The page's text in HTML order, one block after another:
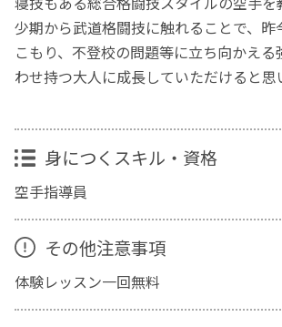
少期から武道格闘技に触れることで、昨
こもり、不登校の問題等に立ち向かえる
わせ持つ大人に成長していただけると思
身につくスキル・資格
空手指導員
その他注意事項
体験レッスン一回無料